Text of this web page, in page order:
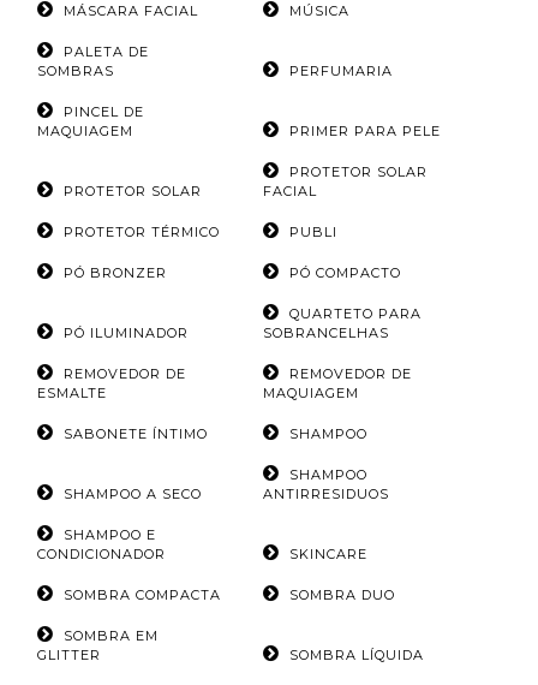
MÁSCARA FACIAL MÚSICA
PALETA DE
SOMBRAS
PERFUMARIA
PINCEL DE
MAQUIAGEM
PRIMER PARA PELE
PROTETOR SOLAR
PROTETOR SOLAR
FACIAL
PROTETOR TÉRMICO PUBLI
PÓ BRONZER PÓ COMPACTO
PÓ ILUMINADOR
QUARTETO PARA
SOBRANCELHAS
REMOVEDOR DE
ESMALTE
REMOVEDOR DE
MAQUIAGEM
SABONETE ÍNTIMO SHAMPOO
SHAMPOO A SECO
SHAMPOO
ANTIRRESIDUOS
SHAMPOO E
CONDICIONADOR
SKINCARE
SOMBRA COMPACTA SOMBRA DUO
SOMBRA EM
GLITTER
SOMBRA LÍQUIDA